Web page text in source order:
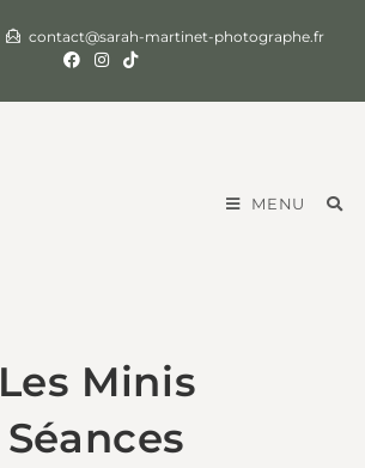
contact@sarah-martinet-photographe.fr
MENU
Les Minis
Séances